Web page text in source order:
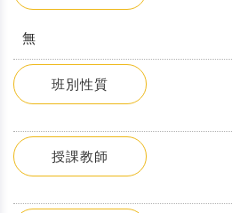
無
班別性質
授課教師